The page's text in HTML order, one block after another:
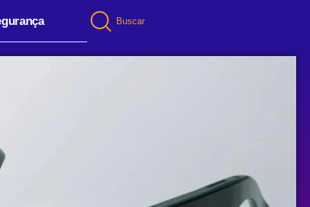
Buscar